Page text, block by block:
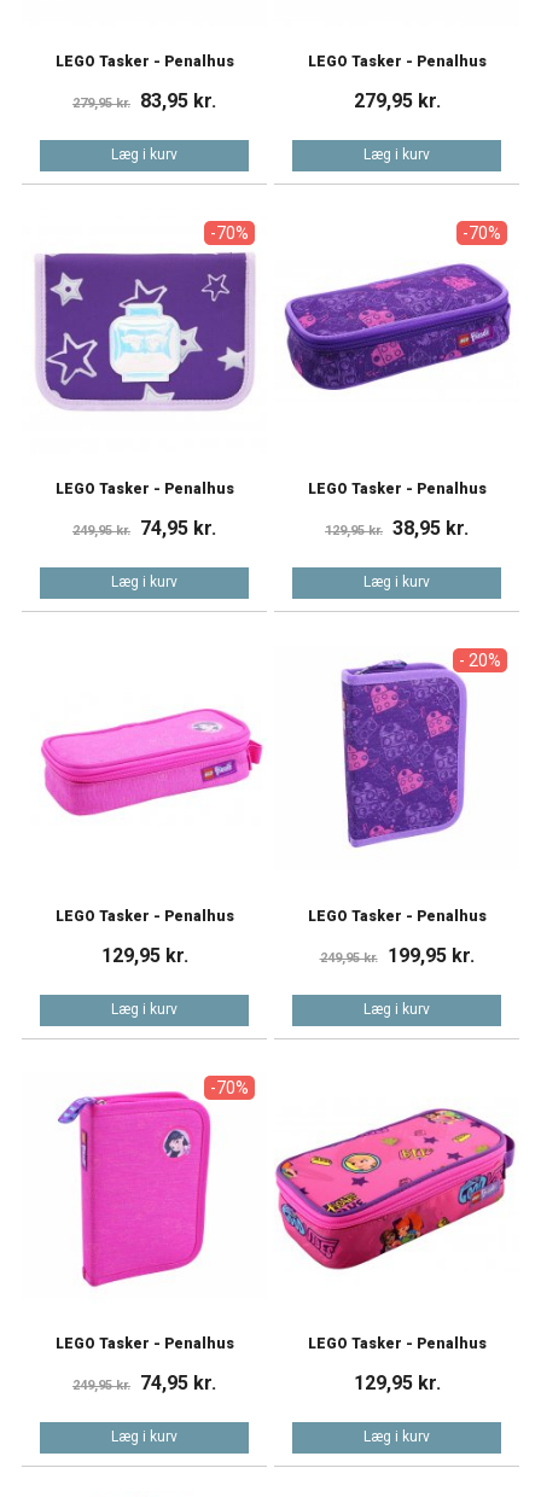
LEGO Tasker - Penalhus
279,95 kr. 83,95 kr.
Læg i kurv
LEGO Tasker - Penalhus
279,95 kr.
Læg i kurv
-70%
LEGO Tasker - Penalhus
249,95 kr. 74,95 kr.
Læg i kurv
-70%
LEGO Tasker - Penalhus
129,95 kr. 38,95 kr.
Læg i kurv
LEGO Tasker - Penalhus
129,95 kr.
Læg i kurv
- 20%
LEGO Tasker - Penalhus
249,95 kr. 199,95 kr.
Læg i kurv
-70%
LEGO Tasker - Penalhus
249,95 kr. 74,95 kr.
Læg i kurv
LEGO Tasker - Penalhus
129,95 kr.
Læg i kurv